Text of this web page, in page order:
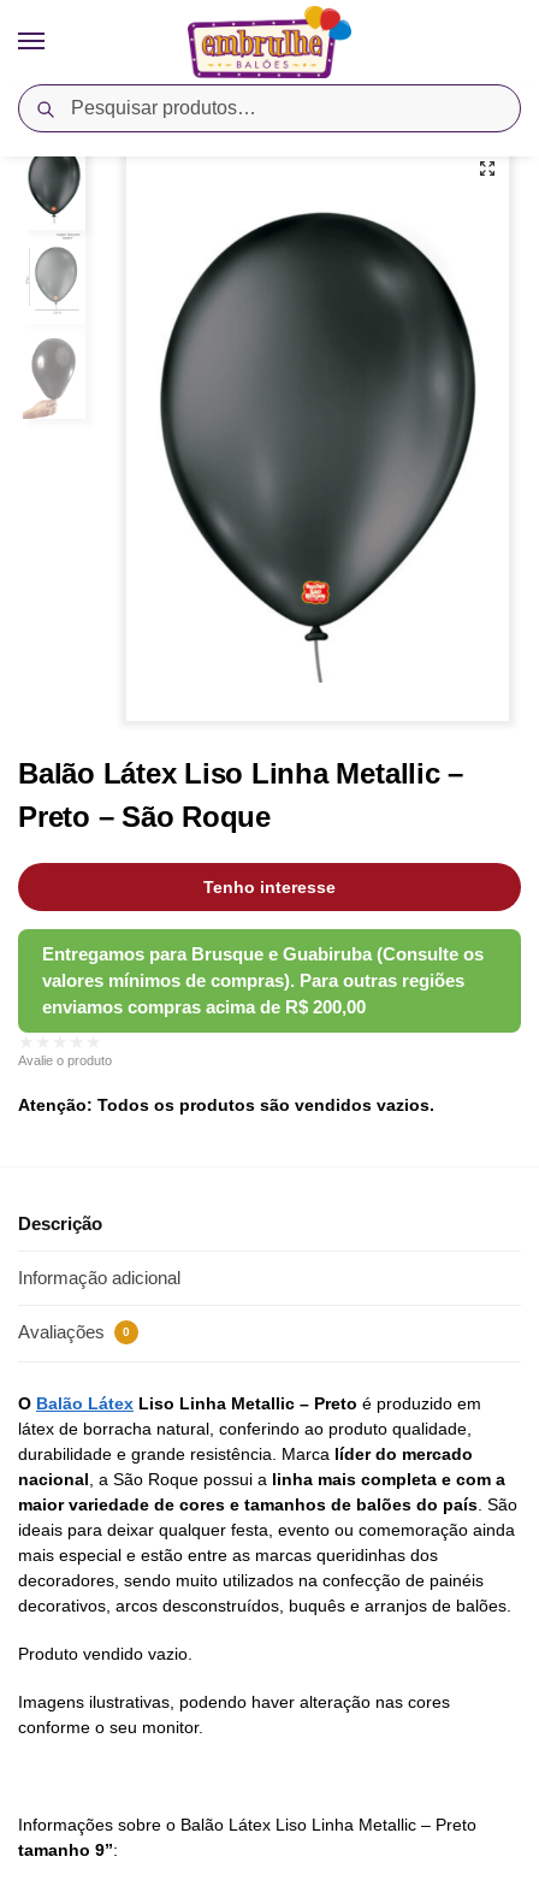
Pesquisar
Início Cores Preto / Balão Látex Liso Linha Metallic – Preto – São Roque
Balão Látex Liso Linha Metallic –
Preto – São Roque
Tenho interesse
Avalie o produto
Atenção: Todos os produtos são vendidos vazios.
Descrição
Informação adicional
Avaliações 0
O Balão Látex Liso Linha Metallic – Preto é produzido em
látex de borracha natural, conferindo ao produto qualidade,
durabilidade e grande resistência. Marca líder do mercado
nacional , a São Roque possui a linha mais completa e com a
maior variedade de cores e tamanhos de balões do país . São
ideais para deixar qualquer festa, evento ou comemoração ainda
mais especial e estão entre as marcas queridinhas dos
decoradores, sendo muito utilizados na confecção de painéis
decorativos, arcos desconstruídos, buquês e arranjos de balões.
Produto vendido vazio.
Imagens ilustrativas, podendo haver alteração nas cores
conforme o seu monitor.
Informações sobre o Balão Látex Liso Linha Metallic – Preto
tamanho 9”: